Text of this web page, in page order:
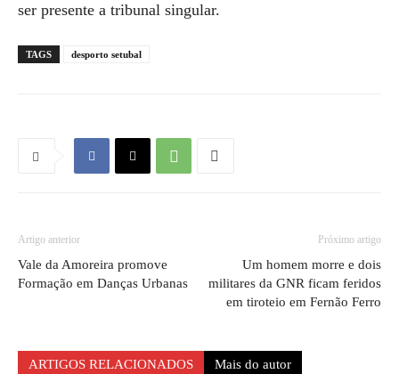
ser presente a tribunal singular.
TAGS desporto setubal
Artigo anterior
Vale da Amoreira promove
Formação em Danças Urbanas
Próximo artigo
Um homem morre e dois
militares da GNR ficam feridos
em tiroteio em Fernão Ferro
ARTIGOS RELACIONADOS Mais do autor